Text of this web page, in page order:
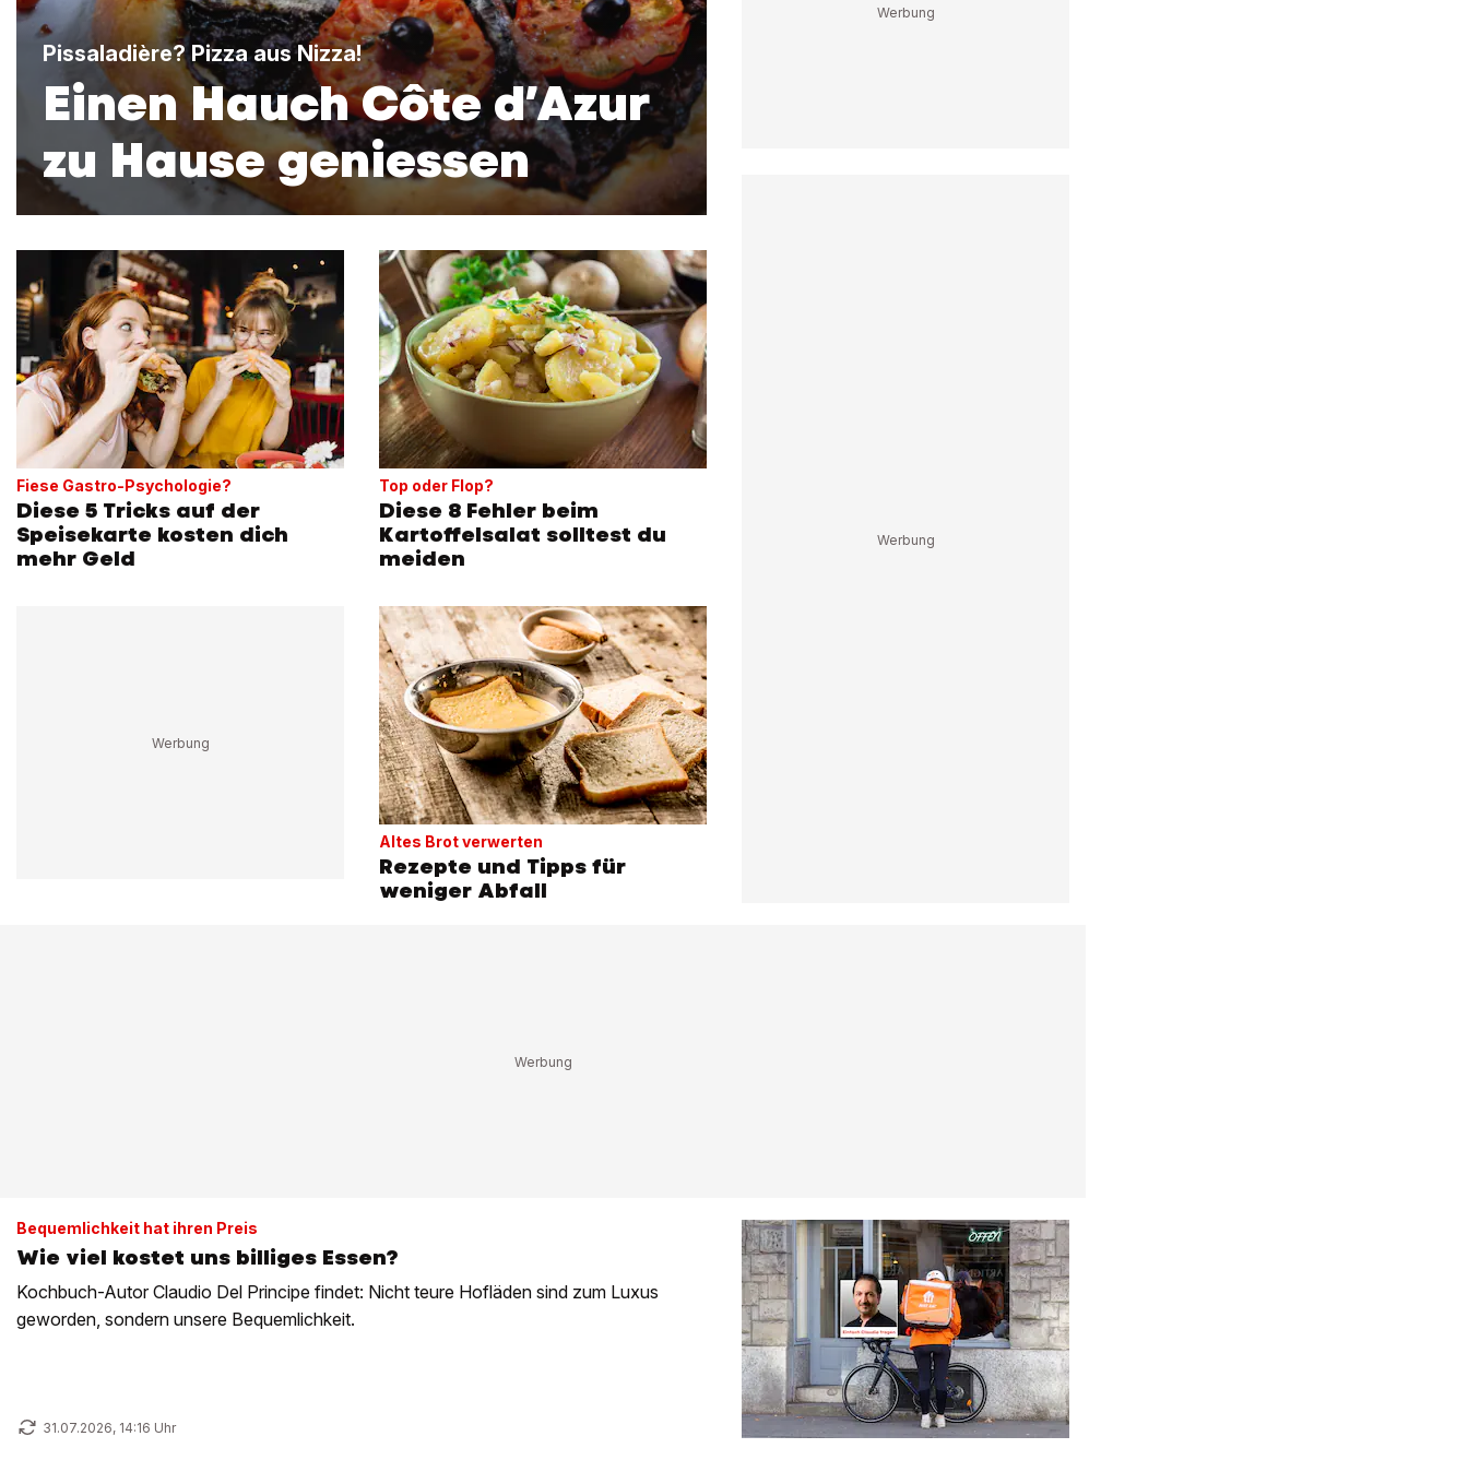
Pissaladière? Pizza aus Nizza!
Einen Hauch Côte d’Azur
zu Hause geniessen
Fiese Gastro-Psychologie?
Diese 5 Tricks auf der
Speisekarte kosten dich
mehr Geld
Top oder Flop?
Diese 8 Fehler beim
Kartoffelsalat solltest du
meiden
Altes Brot verwerten
Rezepte und Tipps für
weniger Abfall
Bequemlichkeit hat ihren Preis
Wie viel kostet uns billiges Essen?
Kochbuch-Autor Claudio Del ­Principe findet: Nicht teure Hof­läden sind zum Luxus
geworden, ­sondern unsere Bequemlichkeit.
31.07.2026, 14:16 Uhr